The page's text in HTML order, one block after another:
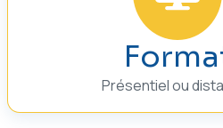
Présentiel ou